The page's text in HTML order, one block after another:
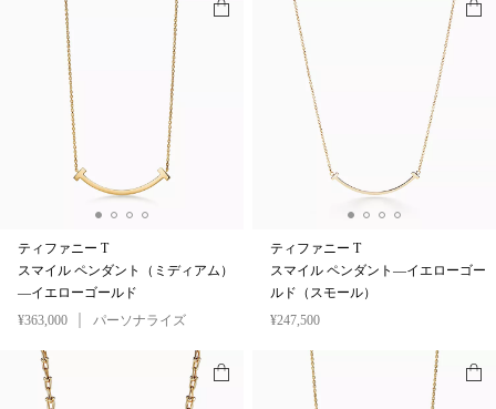
ティファニー T
スマイル ペンダント（ミディアム）
—イエローゴールド
¥363,000
パーソナライズ
ティファニー T
スマイル ペンダント—イエローゴー
ルド（スモール）
¥247,500